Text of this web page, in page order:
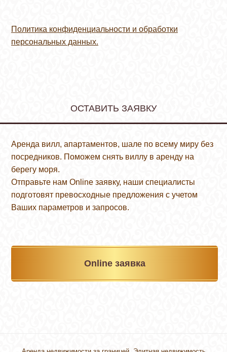
Политика конфиденциальности и обработки
персональных данных.
ОСТАВИТЬ ЗАЯВКУ
Аренда вилл, апартаментов, шале по всему миру без
посредников. Поможем снять виллу в аренду на
берегу моря.
Отправьте нам Online заявку, наши специалисты
подготовят превосходные предложения с учетом
Ваших параметров и запросов.
Online заявка